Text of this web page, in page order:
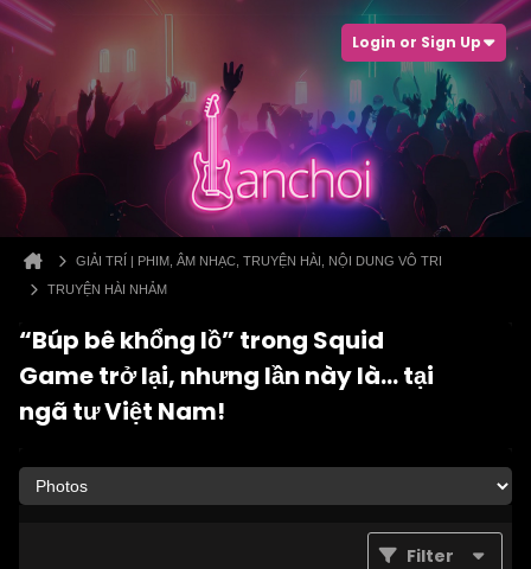
Login or Sign Up
GIẢI TRÍ | PHIM, ÂM NHẠC, TRUYỆN HÀI, NỘI DUNG VÔ TRI
TRUYỆN HÀI NHẢM
“Búp bê khổng lồ” trong Squid
Game trở lại, nhưng lần này là… tại
ngã tư Việt Nam!
Filter